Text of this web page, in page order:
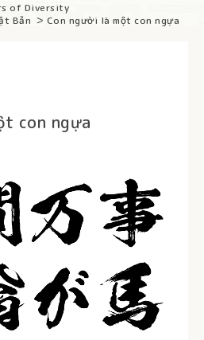
of Diversity
Bản
Con người là một con ngựa
con ngựa